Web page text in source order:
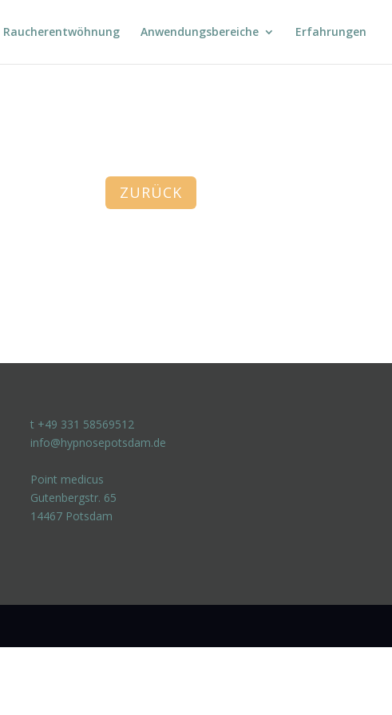
Raucherentwöhnung Anwendungsbereiche Erfahrungen
ZURÜCK
t +49 331 58569512
info@hypnosepotsdam.de
Point medicus
Gutenbergstr. 65
14467 Potsdam